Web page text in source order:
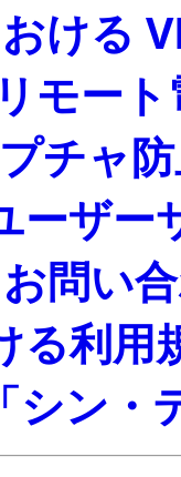
ける
モート
チャ
ーザー
お問い
る利用
シン・